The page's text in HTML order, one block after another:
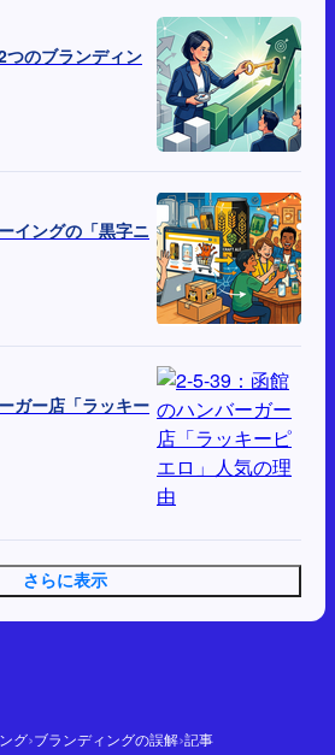
のブランディン
イングの「黒字ニ
ガー店「ラッキー
さらに表示
グ›ブランディングの誤解›記事